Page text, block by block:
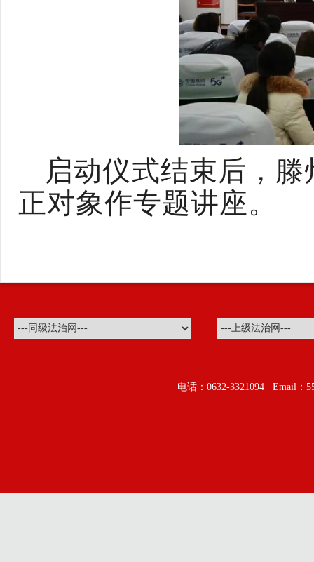
启动仪式结束后，
正对象作专题讲座。
电话：0632-3321094 Email